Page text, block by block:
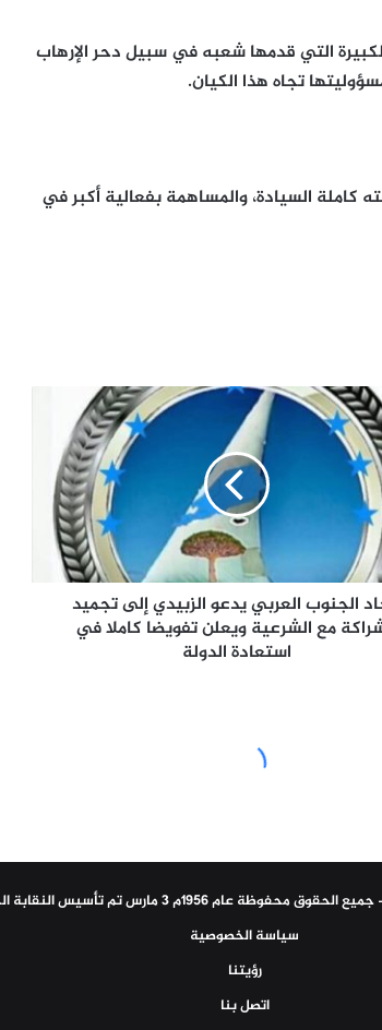
الكبيرة التي قدمها شعبه في سبيل دحر الإرهاب
تجاه هذا الكيان.
كاملة السيادة، والمساهمة بفعالية أكبر في
الجنوب العربي يدعو الزبيدي إلى تجميد
مع الشرعية ويعلن تفويضا كاملا في
استعادة الدولة
سياسة الخصوصية
رؤيتنا
اتصل بنا